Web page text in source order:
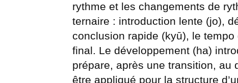
rythme et les changements de
ternaire : introduction lente (jo),
conclusion rapide (kyū), le tempo
final. Le développement (ha)
prépare, après une transition, au
être appliqué pour la structure